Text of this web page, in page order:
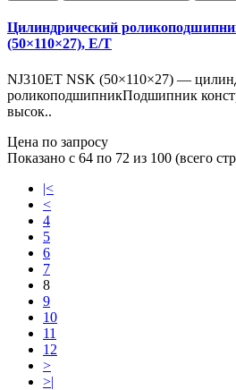
Цилиндрический
(50×110×27), E/T
NJ310ET NSK (50×110×27) —
роликоподшипникПодшипник
высок..
Цена по запросу
Показано с 64 по 72 из 100 (всего
|<
<
4
5
6
7
8
9
10
11
12
>
>|